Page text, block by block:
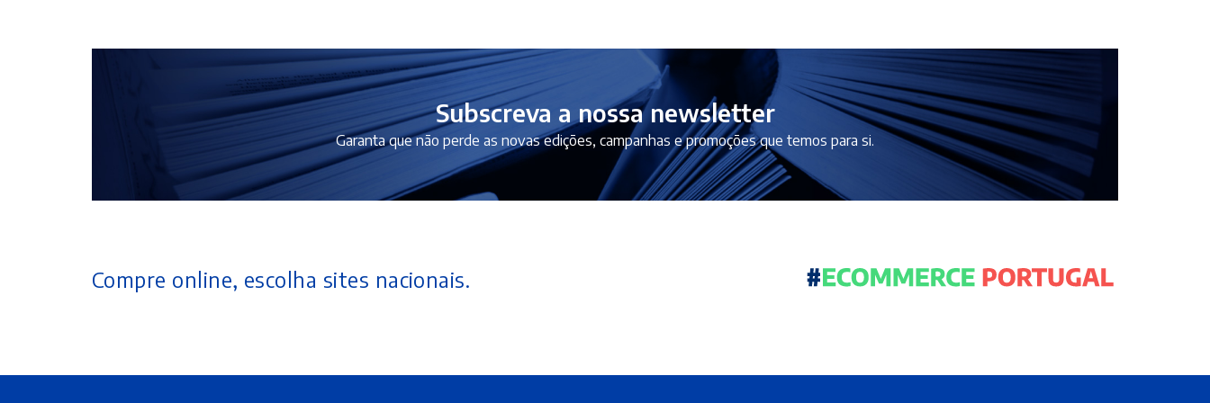
Subscreva a nossa newsletter
Garanta que não perde as novas edições, campanhas e promoções que temos para si.
Compre online, escolha sites nacionais.